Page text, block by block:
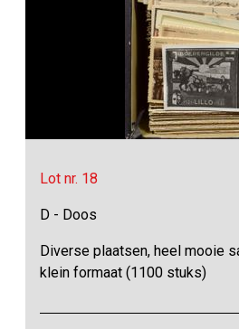
Lot nr. 18
D - Doos
Diverse plaatsen, heel mooie
klein formaat (1100 stuks)